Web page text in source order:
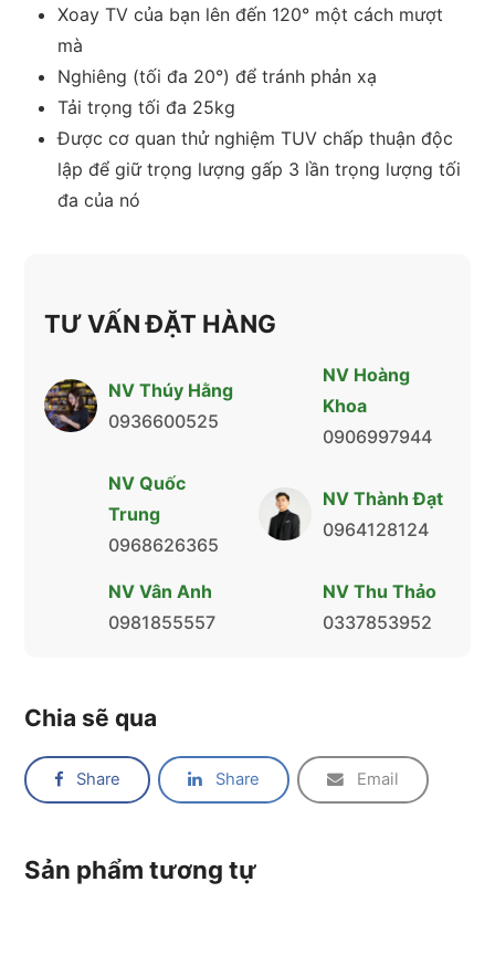
Xoay TV của bạn lên đến 120° một cách mượt
mà
Nghiêng (tối đa 20°) để tránh phản xạ
Tải trọng tối đa 25kg
Được cơ quan thử nghiệm TUV chấp thuận độc
lập để giữ trọng lượng gấp 3 lần trọng lượng tối
đa của nó
TƯ VẤN ĐẶT HÀNG
NV Thúy Hằng
0936600525
NV Hoàng
Khoa
0906997944
NV Quốc
Trung
0968626365
NV Thành Đạt
0964128124
NV Vân Anh
0981855557
NV Thu Thảo
0337853952
Chia sẽ qua
Share Share Email
Sản phẩm tương tự